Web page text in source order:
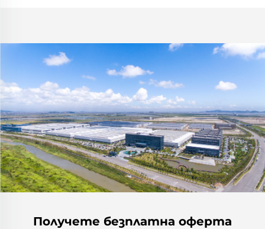
Получете безплатна оферта